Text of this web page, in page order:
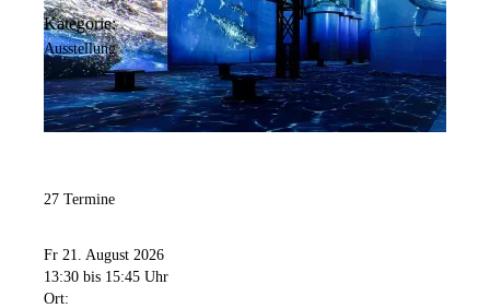
Kategorie:
Ausstellung
27 Termine
Fr 21. August 2026
13:30 bis 15:45 Uhr
Ort: